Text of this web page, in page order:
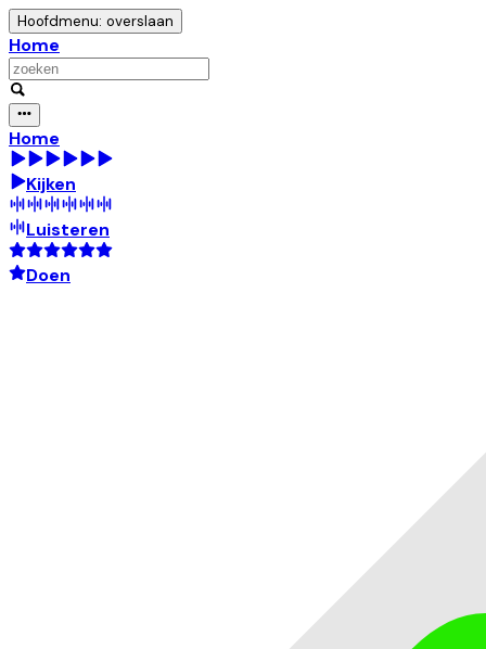
Hoofdmenu: overslaan
Home
Home
Kijken
Luisteren
Doen